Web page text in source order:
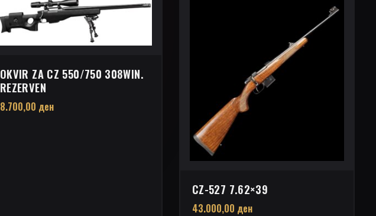
OKVIR ZA CZ 550/750 308WIN.
REZERVEN
8.700,00 ден
CZ-527 7.62×39
43.000,00 ден